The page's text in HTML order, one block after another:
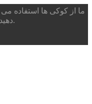
ما از کوکی ها استفاده می
دهید، فرض می کنیم که از آن راضی هستید.